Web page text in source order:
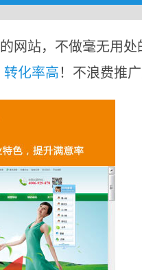
的网站，不做毫无用处
转化率高！不浪费推